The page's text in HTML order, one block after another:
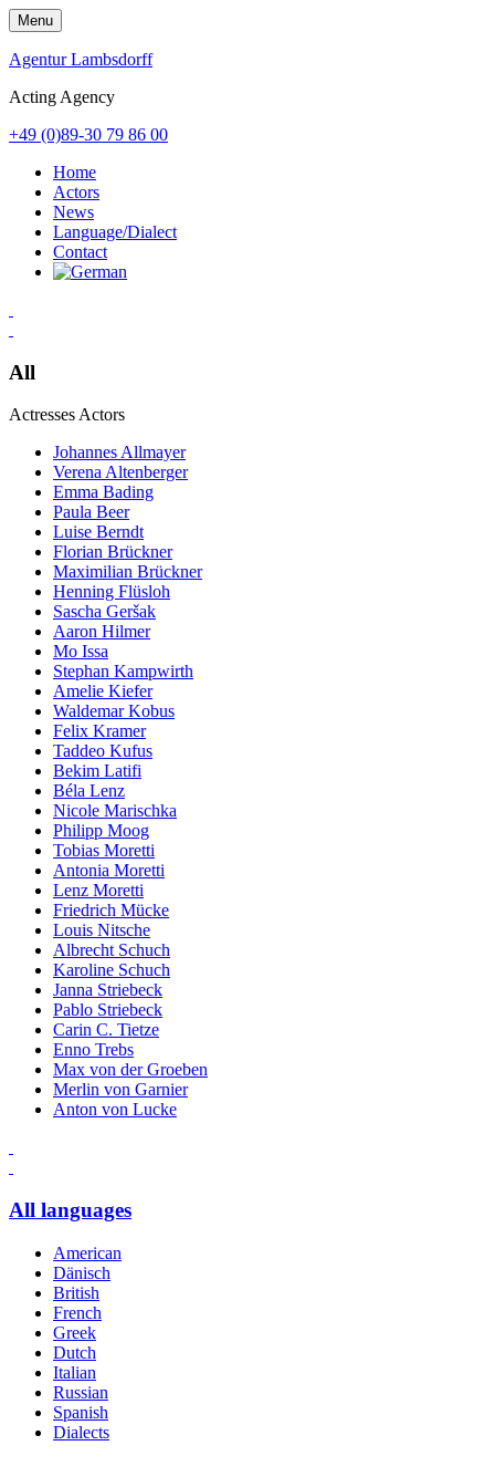
Skip
to
content
Menu
Agentur Lambsdorff
Acting Agency
+49 (0)89-30 79 86 00
Home
Actors
News
Language/Dialect
Contact
All
ActressesActors
Johannes Allmayer
Verena Altenberger
Emma Bading
Paula Beer
Luise Berndt
Florian Brückner
Maximilian Brückner
Henning Flüsloh
Sascha Geršak
Aaron Hilmer
Mo Issa
Stephan Kampwirth
Amelie Kiefer
Waldemar Kobus
Felix Kramer
Taddeo Kufus
Bekim Latifi
Béla Lenz
Nicole Marischka
Philipp Moog
Tobias Moretti
Antonia Moretti
Lenz Moretti
Friedrich Mücke
Louis Nitsche
Albrecht Schuch
Karoline Schuch
Janna Striebeck
Pablo Striebeck
Carin C. Tietze
Enno Trebs
Max von der Groeben
Merlin von Garnier
Anton von Lucke
All languages
American
Dänisch
British
French
Greek
Dutch
Italian
Russian
Spanish
Dialects